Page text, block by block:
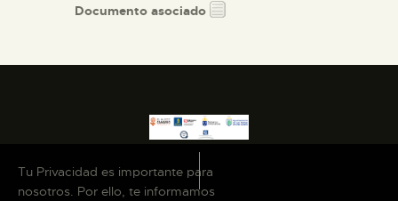
Documento asociado
Tu Privacidad es importante para
nosotros. Por ello, te informamos